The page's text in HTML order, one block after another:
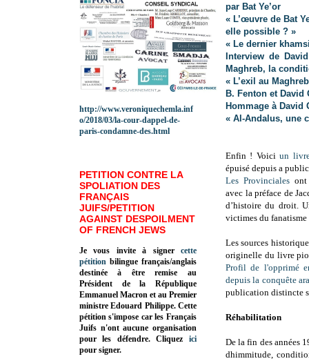
par Bat Ye’or
« L’œuvre de Bat
elle possible ? »
« Le dernier
Interview de
Maghreb, la
« L’exil au
B. Fenton et David
Hommage à David
« Al-Andalus, une
Enfin ! Voiciun
épuisé depuis a
Les Provincialesont
avec la préface de
d’histoire du droit.
victimes du fanatisme
Les sources
originelle du livre
Profil de l'opprimé
depuis la conquête
publication distincte
Réhabilitation
De la fin des années
dhimmitude,
http://www.veroniquechemla.inf
o/2018/03/la-cour-dappel-de-
paris-condamne-des.html
PETITION CONTRE LA
SPOLIATION DES
FRANÇAIS
JUIFS/PETITION
AGAINST DESPOILMENT
OF FRENCH JEWS
Je vous invite à signer cette
pétition bilingue français/anglais
destinée à être remise au
Président de la République
Emmanuel Macron et au Premier
ministre Edouard Philippe. Cette
pétition s'impose car les Français
Juifs n'ont aucune organisation
pour les défendre. Cliquez
ici
pour signer.